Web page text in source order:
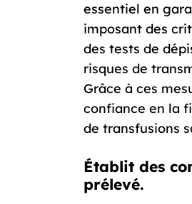
essentiel en
imposant des
des tests de
risques de
Grâce à ces
confiance en la
de transfusions
Établit des
prélevé.